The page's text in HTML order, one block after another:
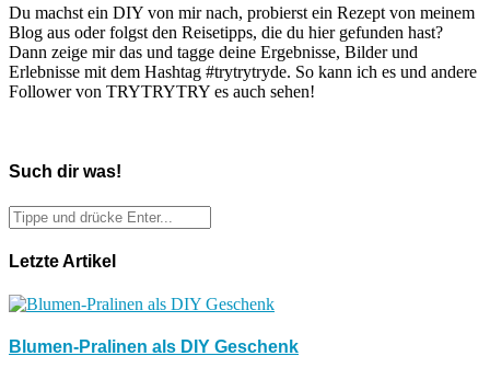
Du machst ein DIY von mir nach, probierst ein Rezept von meinem
Blog aus oder folgst den Reisetipps, die du hier gefunden hast?
Dann zeige mir das und tagge deine Ergebnisse, Bilder und
Erlebnisse mit dem Hashtag #trytrytryde. So kann ich es und andere
Follower von TRYTRYTRY es auch sehen!
Such dir was!
Letzte Artikel
Blumen-Pralinen als DIY Geschenk